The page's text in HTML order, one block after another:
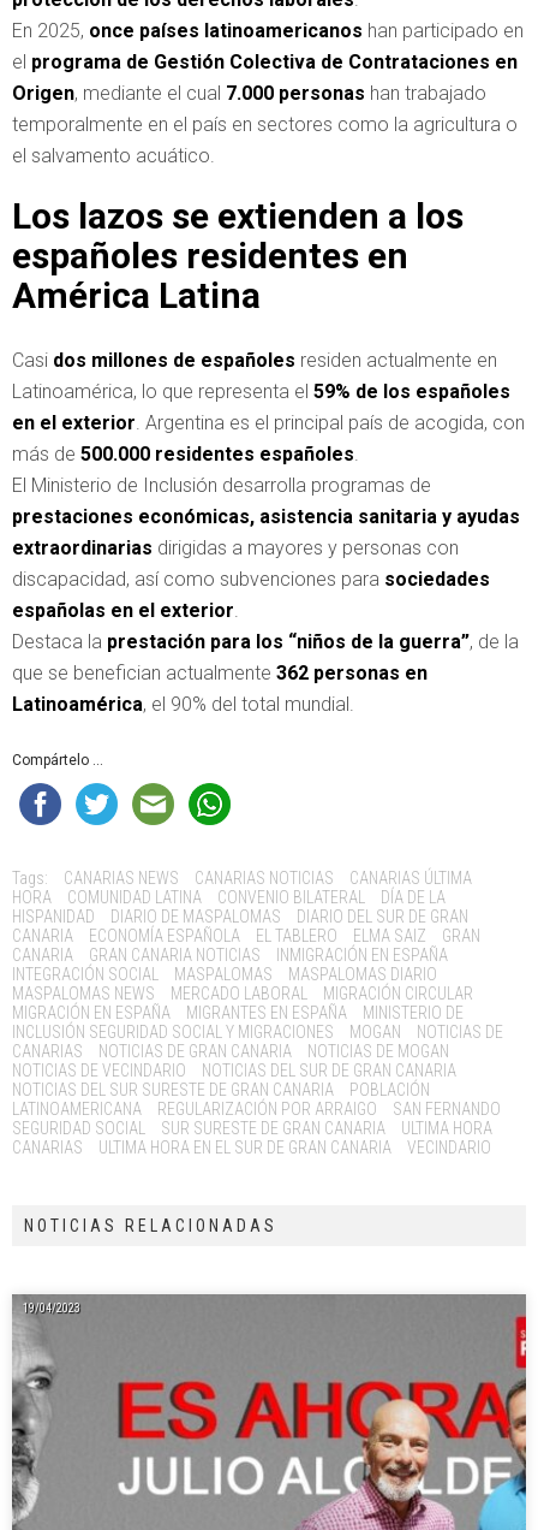
En 2025, once países latinoamericanos han participado en
el programa de Gestión Colectiva de Contrataciones en
Origen, mediante el cual 7.000 personas han trabajado
temporalmente en el país en sectores como la agricultura o
el salvamento acuático.
Los lazos se extienden a los
españoles residentes en
América Latina
Casi dos millones de españoles residen actualmente en
Latinoamérica, lo que representa el 59% de los españoles
en el exterior . Argentina es el principal país de acogida, con
más de 500.000 residentes españoles
El Ministerio de Inclusión desarrolla programas de
prestaciones económicas, asistencia sanitaria y ayudas
extraordinarias dirigidas a mayores y personas con
discapacidad, así como subvenciones para sociedades
españolas en el exterior
Destaca la prestación para los “niños de la guerra”, de la
que se benefician actualmente 362 personas en
Latinoamérica, el 90% del total mundial.
Compártelo ...
Tags: CANARIAS NEWS CANARIAS NOTICIAS
CANARIAS ÚLTIMA
HORA
COMUNIDAD LATINA CONVENIO BILATERAL
DÍA DE LA
HISPANIDAD
DIARIO DE MASPALOMAS
DIARIO DEL SUR DE GRAN
CANARIA
ECONOMÍA ESPAÑOLA EL TABLERO ELMA SAIZ
GRAN
CANARIA
GRAN CANARIA NOTICIAS
INMIGRACIÓN EN ESPAÑA
INTEGRACIÓN SOCIAL
MASPALOMAS
MASPALOMAS DIARIO
MASPALOMAS NEWS
MERCADO LABORAL
MIGRACIÓN CIRCULAR
MIGRACIÓN EN ESPAÑA
MIGRANTES EN ESPAÑA
MINISTERIO DE
INCLUSIÓN SEGURIDAD SOCIAL Y MIGRACIONES
MOGAN
NOTICIAS DE
CANARIAS
NOTICIAS DE GRAN CANARIA
NOTICIAS DE MOGAN
NOTICIAS DE VECINDARIO
NOTICIAS DEL SUR DE GRAN CANARIA
NOTICIAS DEL SUR SURESTE DE GRAN CANARIA
POBLACIÓN
LATINOAMERICANA
REGULARIZACIÓN POR ARRAIGO
SAN FERNANDO
SEGURIDAD SOCIAL
SUR SURESTE DE GRAN CANARIA
ULTIMA HORA
CANARIAS
ULTIMA HORA EN EL SUR DE GRAN CANARIA VECINDARIO
NOTICIAS RELACIONADAS
19/04/2023